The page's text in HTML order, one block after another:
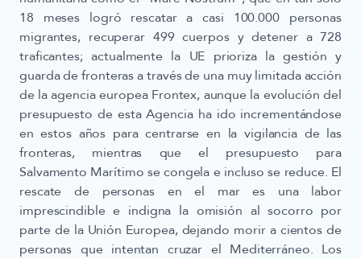
18 meses logró rescatar a casi 100.000 personas
migrantes, recuperar 499 cuerpos y detener a 728
traficantes; actualmente la UE prioriza la gestión y
guarda de fronteras a través de una muy limitada acción
de la agencia europea Frontex, aunque la evolución del
presupuesto de esta Agencia ha ido incrementándose
en estos años para centrarse en la vigilancia de las
fronteras, mientras que el presupuesto para
Salvamento Marítimo se congela e incluso se reduce. El
rescate de personas en el mar es una labor
imprescindible e indigna la omisión al socorro por
parte de la Unión Europea, dejando morir a cientos de
personas que intentan cruzar el Mediterráneo. Los